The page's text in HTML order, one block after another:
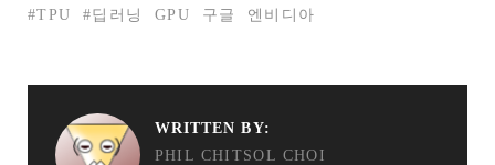
#TPU
#딥러닝 GPU 구글 엔비디아
WRITTEN BY:
PHIL CHITSOL CHOI